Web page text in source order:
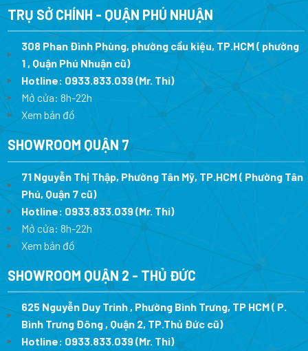
3.660.000 ₫.
TRỤ SỞ CHÍNH - QUẬN PHÚ NHUẬN
308 Phan Đình Phùng, phường cầu kiệu, TP.HCM ( phường
1 , Quận Phú Nhuận cũ)
Hotline: 0933.833.039(Mr. Thi)
Mở cửa: 8h-22h
Xem bản đồ
SHOWROOM QUẬN 7
71 Nguyễn Thị Thập, Phường Tân Mỹ, TP.HCM ( Phường Tân
Phú, Quận 7 cũ)
Hotline: 0933.833.039(Mr. Thi)
Mở cửa: 8h-22h
Xem bản đồ
SHOWROOM QUẬN 2 - THỦ ĐỨC
625 Nguyễn Duy Trinh , Phường Bình Trưng, TP HCM ( P.
Bình Trưng Đông , Quận 2, TP.Thủ Đức cũ)
Hotline: 0933.833.039(Mr. Thi)